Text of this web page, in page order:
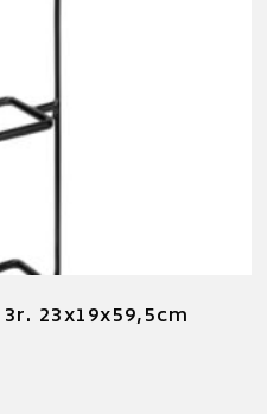
23x19x59,5cm